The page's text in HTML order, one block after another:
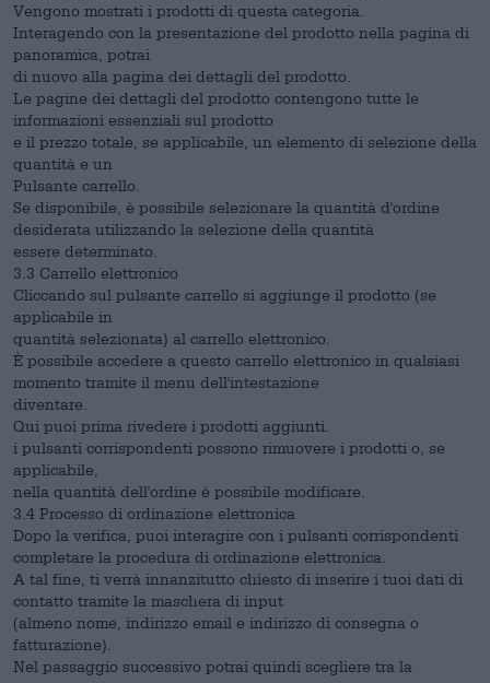
Vengono mostrati i prodotti di questa categoria.
Interagendo con la presentazione del prodotto nella pagina di
panoramica, potrai
di nuovo alla pagina dei dettagli del prodotto.
Le pagine dei dettagli del prodotto contengono tutte le
informazioni essenziali sul prodotto
e il prezzo totale, se applicabile, un elemento di selezione della
quantità e un
Pulsante carrello.
Se disponibile, è possibile selezionare la quantità d'ordine
desiderata utilizzando la selezione della quantità
essere determinato.
3.3 Carrello elettronico
Cliccando sul pulsante carrello si aggiunge il prodotto (se
applicabile in
quantità selezionata) al carrello elettronico.
È possibile accedere a questo carrello elettronico in qualsiasi
momento tramite il menu dell'intestazione
diventare.
Qui puoi prima rivedere i prodotti aggiunti.
i pulsanti corrispondenti possono rimuovere i prodotti o, se
applicabile,
nella quantità dell'ordine è possibile modificare.
3.4 Processo di ordinazione elettronica
Dopo la verifica, puoi interagire con i pulsanti corrispondenti
completare la procedura di ordinazione elettronica.
A tal fine, ti verrà innanzitutto chiesto di inserire i tuoi dati di
contatto tramite la maschera di input
(almeno nome, indirizzo email e indirizzo di consegna o
fatturazione).
Nel passaggio successivo potrai quindi scegliere tra la